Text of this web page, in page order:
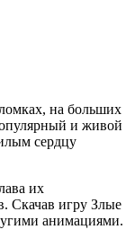
на больших
и живой
сердцу
их
Скачав игру Злые
анимациями.